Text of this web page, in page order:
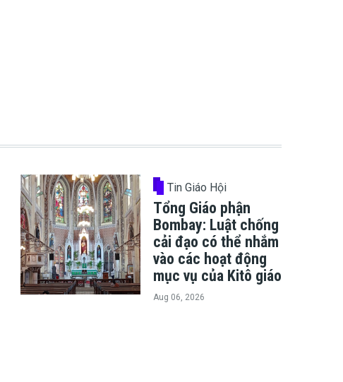
Tin Giáo Hội
Tổng Giáo phận
Bombay: Luật chống
cải đạo có thể nhắm
vào các hoạt động
mục vụ của Kitô giáo
Aug 06, 2026